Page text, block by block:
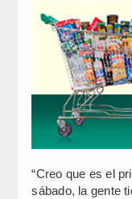
“Creo que es el
sábado, la gente